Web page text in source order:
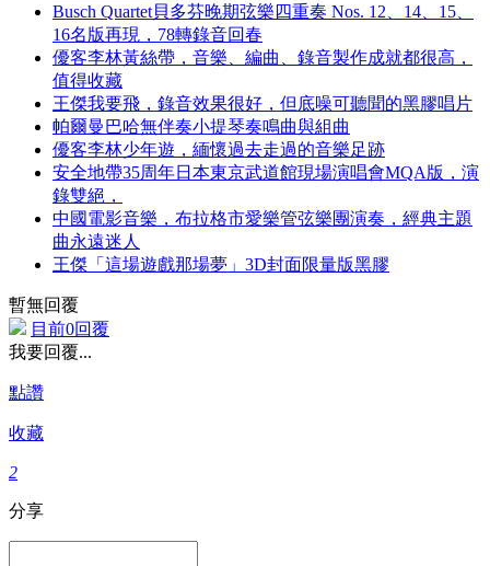
Busch Quartet貝多芬晚期弦樂四重奏 Nos. 12、14、15、
16名版再現，78轉錄音回春
優客李林黃絲帶，音樂、編曲、錄音製作成就都很高，
值得收藏
王傑我要飛，錄音效果很好，但底噪可聽聞的黑膠唱片
帕爾曼巴哈無伴奏小提琴奏鳴曲與組曲
優客李林少年遊，緬懷過去走過的音樂足跡
安全地帶35周年日本東京武道館現場演唱會MQA版，演
錄雙絕，
中國電影音樂，布拉格市愛樂管弦樂團演奏，經典主題
曲永遠迷人
王傑「這場遊戲那場夢」3D封面限量版黑膠
暫無回覆
目前0回覆
我要回覆...
點讚
收藏
2
分享